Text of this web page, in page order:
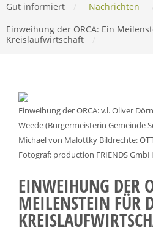
Gut informiert Nachrichten
Einweihung der ORCA: Ein
Kreislaufwirtschaft
Einweihung der ORCA: v.l. Oliver
Weede (Bürgermeisterin Gemeinde
Michael von Malottky Bildrechte:
Fotograf: production FRIENDS GmbH
EINWEIHUNG DER
MEILENSTEIN FÜR